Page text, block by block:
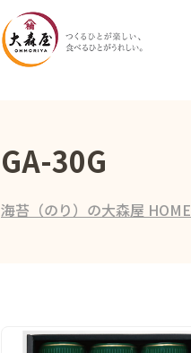
GA-30G
海苔（のり）の大森屋 HOME